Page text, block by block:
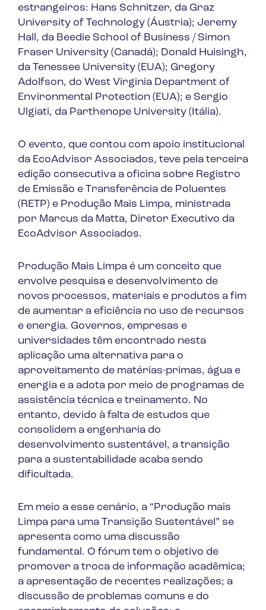
estrangeiros: Hans Schnitzer, da Graz
University of Technology (Áustria); Jeremy
Hall, da Beedie School of Business / Simon
Fraser University (Canadá); Donald Huisingh,
da Tenessee University (EUA); Gregory
Adolfson, do West Virginia Department of
Environmental Protection (EUA); e Sergio
Ulgiati, da Parthenope University (Itália).
O evento, que contou com apoio institucional
da EcoAdvisor Associados, teve pela terceira
edição consecutiva a oficina sobre Registro
de Emissão e Transferência de Poluentes
(RETP) e Produção Mais Limpa, ministrada
por Marcus da Matta, Diretor Executivo da
EcoAdvisor Associados.
Produção Mais Limpa é um conceito que
envolve pesquisa e desenvolvimento de
novos processos, materiais e produtos a fim
de aumentar a eficiência no uso de recursos
e energia. Governos, empresas e
universidades têm encontrado nesta
aplicação uma alternativa para o
aproveitamento de matérias-primas, água e
energia e a adota por meio de programas de
assistência técnica e treinamento. No
entanto, devido à falta de estudos que
consolidem a engenharia do
desenvolvimento sustentável, a transição
para a sustentabilidade acaba sendo
dificultada.
Em meio a esse cenário, a “Produção mais
Limpa para uma Transição Sustentável” se
apresenta como uma discussão
fundamental. O fórum tem o objetivo de
promover a troca de informação acadêmica;
a apresentação de recentes realizações; a
discussão de problemas comuns e do